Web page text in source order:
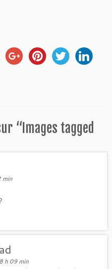
“ Images tagged
min
h 09 min